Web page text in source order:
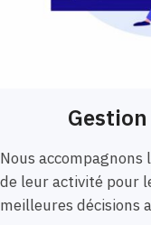
Nous
de leur activité pour
meilleures décisions